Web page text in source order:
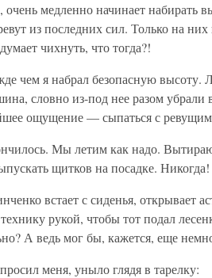
медленно начинает набирать
из последних сил. Только на
чихнуть, что тогда?!
чем я набрал безопасную высоту.
словно из-под нее разом
ощущение — сыпаться с
Мы летим как надо.
щитков на посадке. Никогда!
встает с сиденья, открывает
рукой, чтобы тот подал
А ведь мог бы, кажется, еще
меня, уныло глядя в тарелку: